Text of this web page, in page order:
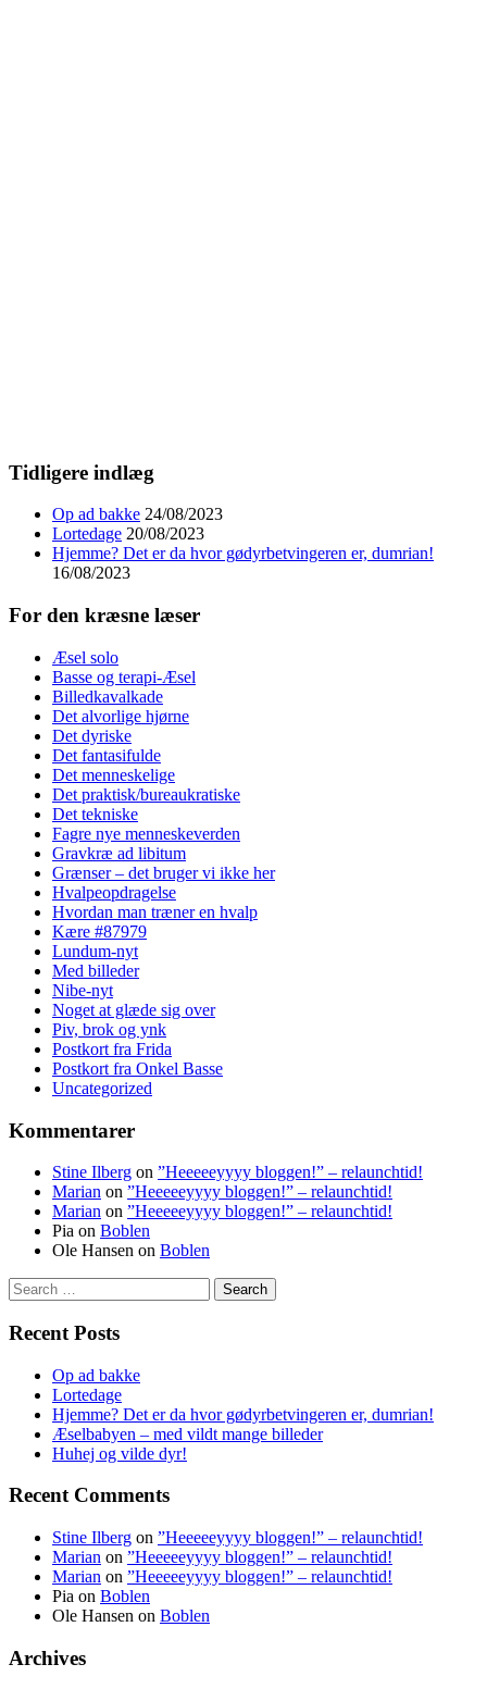
Tidligere indlæg
Op ad bakke 24/08/2023
Lortedage 20/08/2023
Hjemme? Det er da hvor gødyrbetvingeren er, dumrian!
16/08/2023
For den kræsne læser
Æsel solo
Basse og terapi-Æsel
Billedkavalkade
Det alvorlige hjørne
Det dyriske
Det fantasifulde
Det menneskelige
Det praktisk/bureaukratiske
Det tekniske
Fagre nye menneskeverden
Gravkræ ad libitum
Grænser – det bruger vi ikke her
Hvalpeopdragelse
Hvordan man træner en hvalp
Kære #87979
Lundum-nyt
Med billeder
Nibe-nyt
Noget at glæde sig over
Piv, brok og ynk
Postkort fra Frida
Postkort fra Onkel Basse
Uncategorized
Kommentarer
Stine Ilberg on ”Heeeeeyyyy bloggen!” – relaunchtid!
Marian on ”Heeeeeyyyy bloggen!” – relaunchtid!
Marian on ”Heeeeeyyyy bloggen!” – relaunchtid!
Pia on Boblen
Ole Hansen on Boblen
Search
for:
Recent Posts
Op ad bakke
Lortedage
Hjemme? Det er da hvor gødyrbetvingeren er, dumrian!
Æselbabyen – med vildt mange billeder
Huhej og vilde dyr!
Recent Comments
Stine Ilberg on ”Heeeeeyyyy bloggen!” – relaunchtid!
Marian on ”Heeeeeyyyy bloggen!” – relaunchtid!
Marian on ”Heeeeeyyyy bloggen!” – relaunchtid!
Pia on Boblen
Ole Hansen on Boblen
Archives